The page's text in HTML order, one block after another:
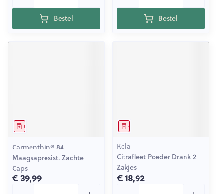
Bestel Bestel
Geneesmiddel
Carmenthin® 84
Maagsapresist. Zachte
Caps
€ 39,99
Geneesmiddel
Kela
Citrafleet Poeder Drank 2
Zakjes
€ 18,92